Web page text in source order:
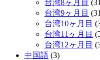
台湾8ヶ月目
台湾9ヶ月目
台湾10ヶ月目
台湾11ヶ月目
台湾12ヶ月目
中国語 (3)